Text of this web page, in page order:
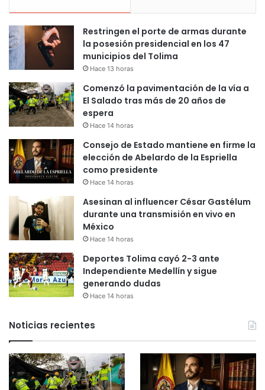
Restringen el porte de armas durante
la posesión presidencial en los 47
municipios del Tolima
Hace 13 horas
Comenzó la pavimentación de la vía a
El Salado tras más de 20 años de
espera
Hace 14 horas
Consejo de Estado mantiene en firme la
elección de Abelardo de la Espriella
como presidente
Hace 14 horas
Asesinan al influencer César Gastélum
durante una transmisión en vivo en
México
Hace 14 horas
Deportes Tolima cayó 2-3 ante
Independiente Medellín y sigue
generando dudas
Hace 14 horas
Noticias recientes